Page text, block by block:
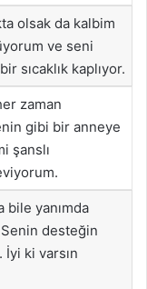
olsak da kalbim
ve seni
sıcaklık kaplıyor.
zaman
gibi bir anneye
şanslı
bile yanımda
desteğin
ki varsın